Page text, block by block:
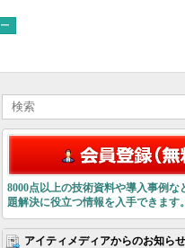
8000点以上の技術資料や導入事例
題解決に役立つ情報を入手できます。
アイティメディアからのお知らせ